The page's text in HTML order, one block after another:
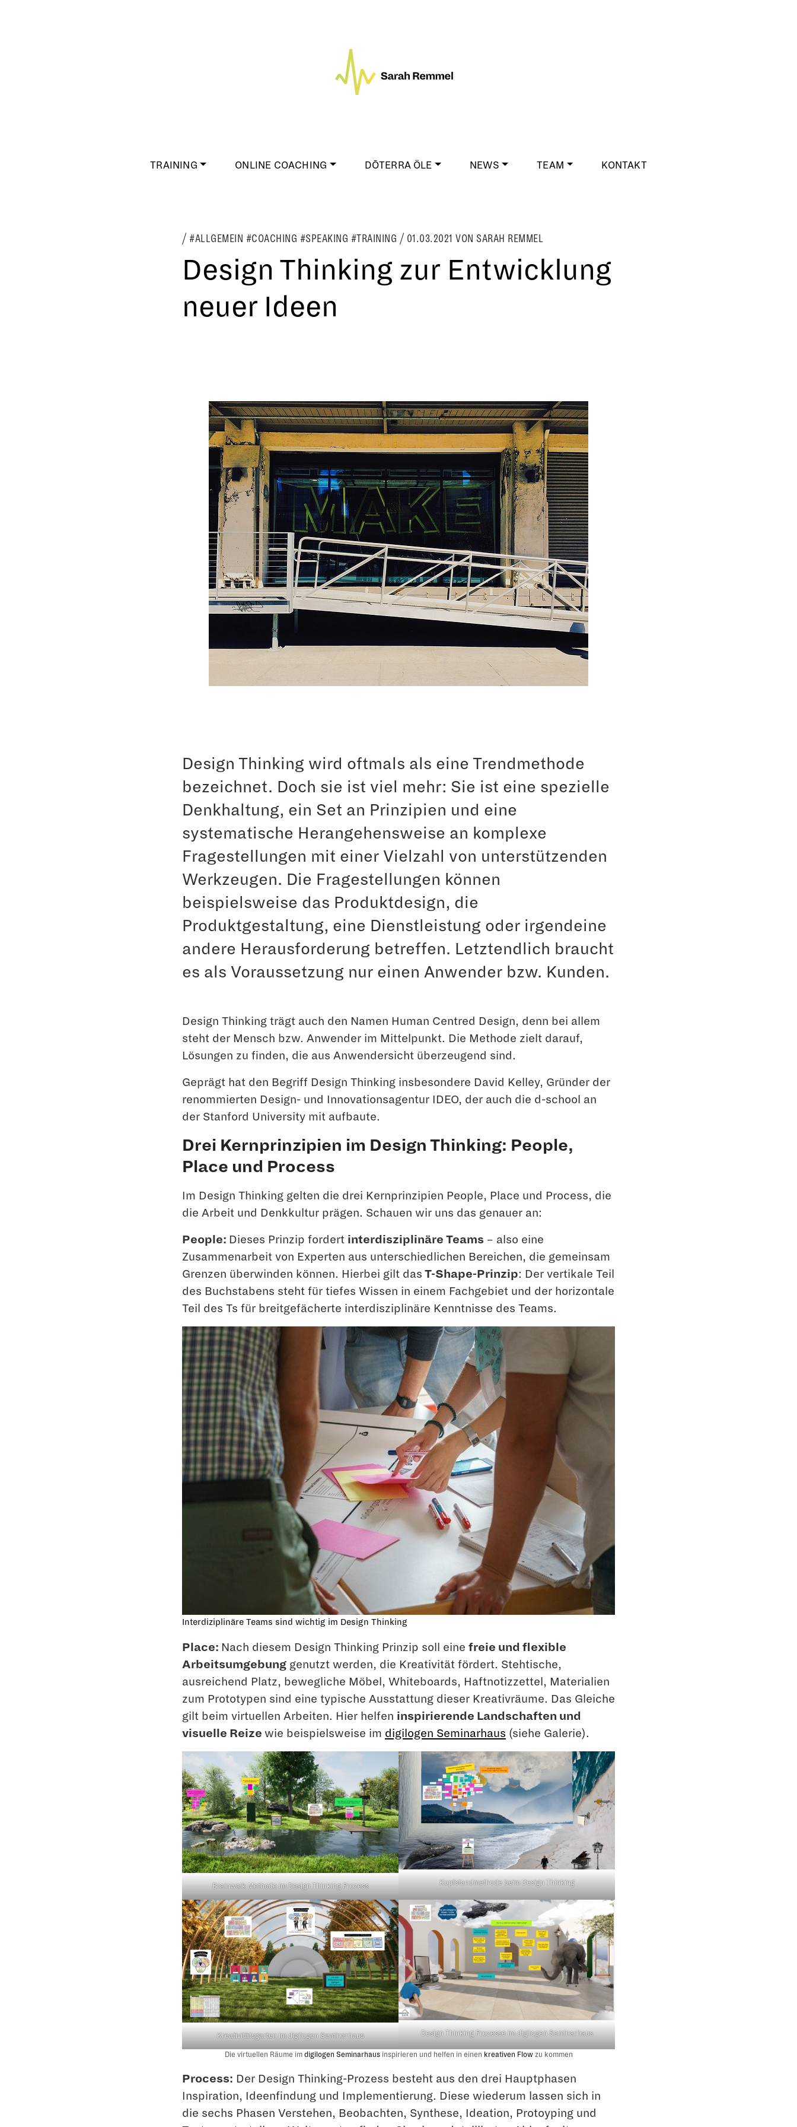
TRAINING ONLINE COACHING DŌTERRA ÖLE NEWS TEAM KONTAKT
#ALLGEMEIN #COACHING #SPEAKING #TRAINING / 01.03.2021 VON SARAH REMMEL
Design Thinking zur Entwicklung
neuer Ideen
Design Thinking wird oftmals als eine Trendmethode
bezeichnet. Doch sie ist viel mehr: Sie ist eine spezielle
Denkhaltung, ein Set an Prinzipien und eine
systematische Herangehensweise an komplexe
Fragestellungen mit einer Vielzahl von unterstützenden
Werkzeugen. Die Fragestellungen können
beispielsweise das Produktdesign, die
Produktgestaltung, eine Dienstleistung oder irgendeine
andere Herausforderung betreffen. Letztendlich braucht
es als Voraussetzung nur einen Anwender bzw. Kunden.
Design Thinking trägt auch den Namen Human Centred Design, denn bei allem
steht der Mensch bzw. Anwender im Mittelpunkt. Die Methode zielt darauf,
Lösungen zu finden, die aus Anwendersicht überzeugend sind.
Geprägt hat den Begriff Design Thinking insbesondere David Kelley, Gründer der
renommierten Design- und Innovationsagentur IDEO, der auch die d-school an
der Stanford University mit aufbaute.
Drei Kernprinzipien im Design Thinking: People,
Place und Process
Im Design Thinking gelten die drei Kernprinzipien People, Place und Process, die
die Arbeit und Denkkultur prägen. Schauen wir uns das genauer an:
People: Dieses Prinzip fordert interdisziplinäre Teams – also eine
Zusammenarbeit von Experten aus unterschiedlichen Bereichen, die gemeinsam
Grenzen überwinden können. Hierbei gilt das T-Shape-Prinzip: Der vertikale Teil
des Buchstabens steht für tiefes Wissen in einem Fachgebiet und der horizontale
Teil des Ts für breitgefächerte interdisziplinäre Kenntnisse des Teams.
Interdiziplinäre Teams sind wichtig im Design Thinking
Place: Nach diesem Design Thinking Prinzip soll eine freie und flexible
Arbeitsumgebung genutzt werden, die Kreativität fördert. Stehtische,
ausreichend Platz, bewegliche Möbel, Whiteboards, Haftnotizzettel, Materialien
zum Prototypen sind eine typische Ausstattung dieser Kreativräume. Das Gleiche
gilt beim virtuellen Arbeiten. Hier helfen inspirierende Landschaften und
visuelle Reize wie beispielsweise im digilogen Seminarhaus (siehe Galerie).
Brainwalk Methode im Design Thinking Prozess Kopfstandmethode beim Design Thinking
Kreativitätsgarten im digilogen Seminarhaus Design Thinking Prozesse im digilogen Seminarhaus
Die virtuellen Räume im digilogen Seminarhausinspirieren und helfen in einen kreativen Flow zu kommen
Process: Der Design Thinking-Prozess besteht aus den drei Hauptphasen
Inspiration, Ideenfindung und Implementierung. Diese wiederum lassen sich in
die sechs Phasen Verstehen, Beobachten, Synthese, Ideation, Protoyping und